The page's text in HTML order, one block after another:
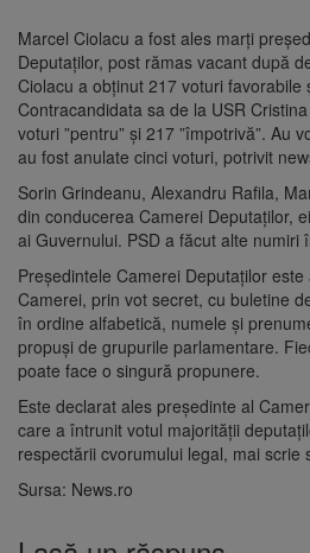
Marcel Ciolacu a fost ales marţi
Deputaţilor, post rămas vacant după
Ciolacu a obţinut 217 voturi favorabile
Contracandidata sa de la USR
voturi ”pentru” şi 217 ”împotrivă”. Au
au fost anulate cinci voturi, potrivit
Sorin Grindeanu, Alexandru Rafila,
din conducerea Camerei Deputaţilor,
ai Guvernului. PSD a făcut alte numiri
Preşedintele Camerei Deputaţilor
Camerei, prin vot secret, cu buletine
în ordine alfabetică, numele şi
propuşi de grupurile parlamentare.
poate face o singură propunere.
Este declarat ales preşedinte al
care a întrunit votul majorităţii
respectării cvorumului legal, mai scrie
Sursa: News.ro